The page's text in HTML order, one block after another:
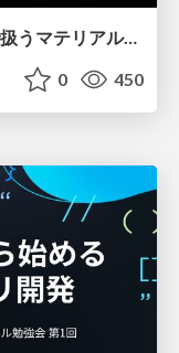
マテリアルって何者？RealityKitで扱うマテリアル入門
0 450